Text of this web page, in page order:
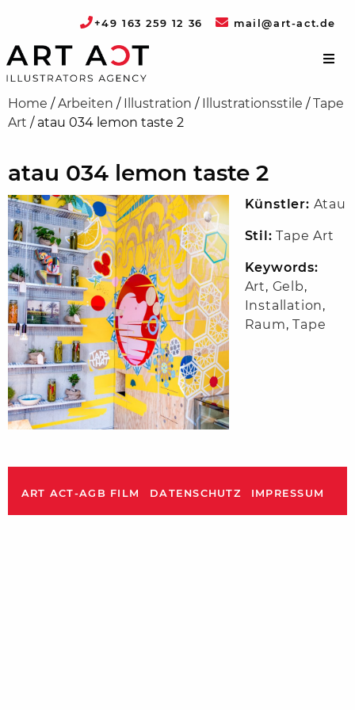
+49 163 259 12 36 mail@art-act.de
Home /Arbeiten / Illustration / Illustrationsstile /Tape
Art / atau 034 lemon taste 2
atau 034 lemon taste 2
Künstler: Atau
Stil: Tape Art
Keywords:
Art, Gelb,
Installation,
Raum,Tape
ART ACT-AGB FILM DATENSCHUTZ IMPRESSUM